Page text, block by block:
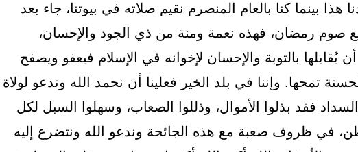
هذا بينما كنا بالعام المنصرم نقيم صلاته في بيوتنا، جاء بعد
صوم رمضان، فهذه نعمة ومنة من ذي الجود والإحسان،
يُقابلها بالتوبة والإحسان لإخوانه في الإسلام فيعفو ويصفح
تمحها. وإننا في بلد الخير فعلينا أن نحمد الله وندعو لولاة
فقد بذلوا الأموال، وذللوا الصعاب، وسهلوا السبل لكل
في ظروف صعبة مع هذه الجائحة وندعو الله ونتضرع إليه